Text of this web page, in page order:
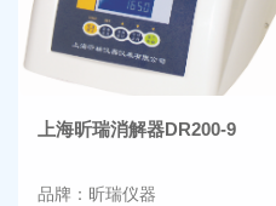
上海昕瑞消解器DR200-9
品牌：昕瑞仪器